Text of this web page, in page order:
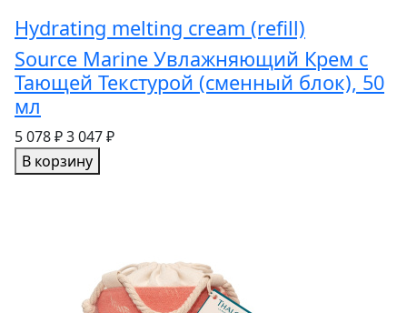
Hydrating melting cream (refill)
Source Marine Увлажняющий Крем с
Тающей Текстурой (сменный блок), 50
мл
5 078 ₽3 047 ₽
В корзину